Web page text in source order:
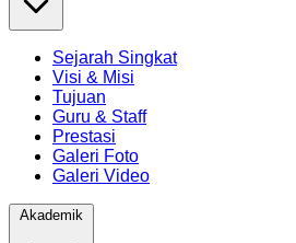
Sejarah Singkat
Visi & Misi
Tujuan
Guru & Staff
Prestasi
Galeri Foto
Galeri Video